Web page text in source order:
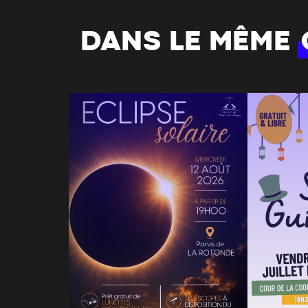
DANS LE MÊME